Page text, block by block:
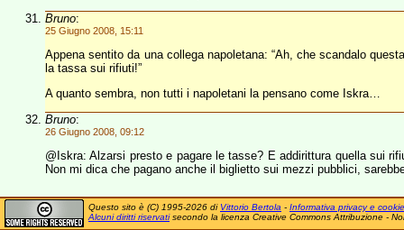
Bruno:
25 Giugno 2008, 15:11
Appena sentito da una collega napoletana: “Ah, che scandalo
la tassa sui rifiuti!”
A quanto sembra, non tutti i napoletani la pensano come Iskra…
Bruno:
26 Giugno 2008, 09:12
@Iskra: Alzarsi presto e pagare le tasse? E addirittura quella sui
Non mi dica che pagano anche il biglietto sui mezzi pubblici,
Questo sito è (C) 1995-2026 di Vittorio Bertola - Informativa privacy e cookie
Alcuni diritti riservatisecondo la licenza Creative Commons Attribuzione -